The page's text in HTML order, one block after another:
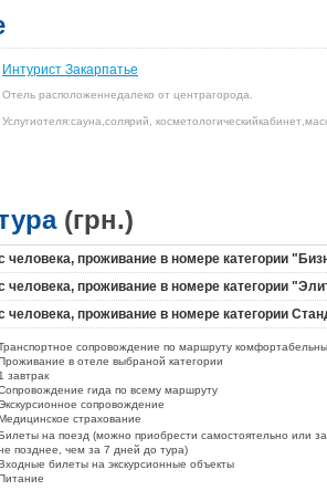
Интурист Закарпатье
Отель расположеннедалеко от центрагорода
Услугиотеля:сауна солярий , косметологическийкабинет
(грн.)
человека, проживание в номере категории
человека, проживание в номере категории
человека, проживание в номере категории
сопровождение по маршруту
в отеле выбраной категории
1 завтрак
гида по всему маршруту
сопровождение
страхование
на поезд (можно приобрести самостоятельно или
позднее, чем за 7 дней до тура)
билеты на экскурсионные объекты